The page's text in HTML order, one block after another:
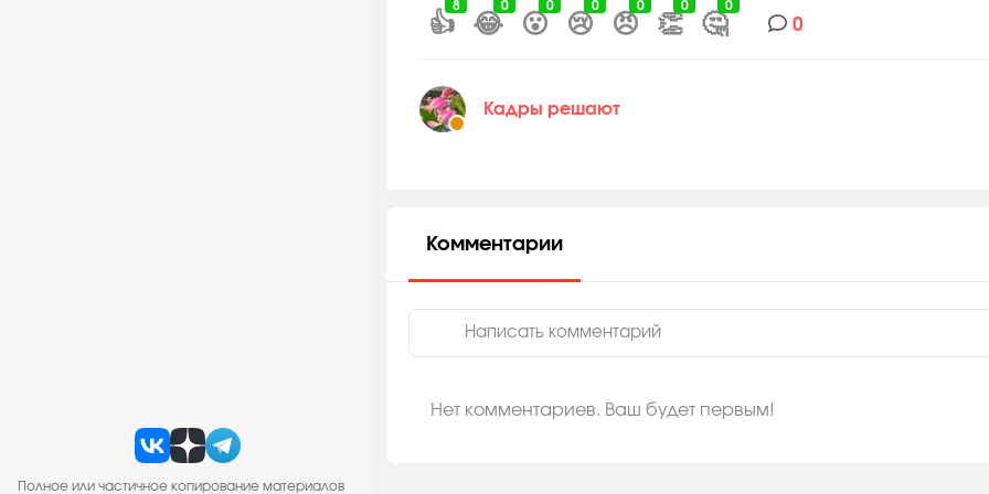
Полное или частичное копирование материалов
👍
8
😂
0
😮
0
😢
0
😠
0
👏
0
🤔
0
0
Кадры решают
Комментарии
Нет комментариев. Ваш будет первым!